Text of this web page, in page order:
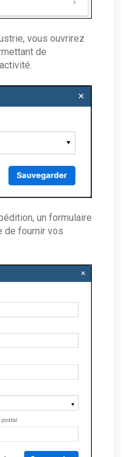
vous ouvrirez
de
un formulaire
de fournir vos